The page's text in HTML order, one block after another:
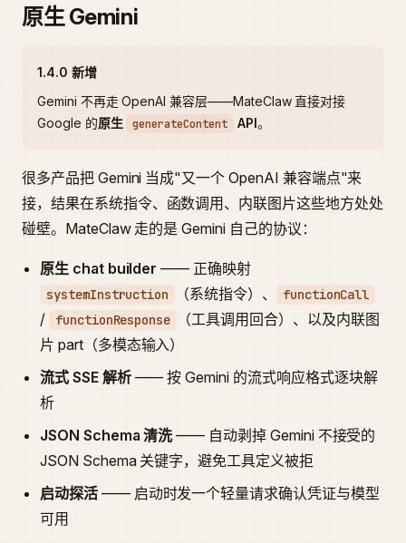
原生 Gemini
1.4.0 新增
Gemini 不再走 OpenAI 兼容层——MateClaw 直接对接
Google 的原生 generateContent API。
很多产品把 Gemini 当成"又一个 OpenAI 兼容端点"来
接，结果在系统指令、函数调用、内联图片这些地方处处
碰壁。MateClaw 走的是 Gemini 自己的协议：
原生 chat builder —— 正确映射
systemInstruction （系统指令）、 functionCall
/ functionResponse
（工具调用回合）、以及内联图
片 part（多模态输入）
流式 SSE 解析—— 按 Gemini 的流式响应格式逐块解
析
JSON Schema 清洗—— 自动剥掉 Gemini 不接受的
JSON Schema 关键字，避免工具定义被拒
启动探活—— 启动时发一个轻量请求确认凭证与模型
可用